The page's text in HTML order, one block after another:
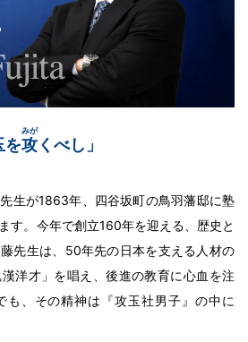
を攻
みが
くべし」
生が1863年、四谷坂町の鳥羽藩邸に塾
す。今年で創立160年を迎える、歴史と
先生は、50年先の日本を支える人材の
洋才」を唱え、後進の教育に心血を注
も、その精神は『攻玉社男子』の中に